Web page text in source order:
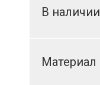
В наличии
Материал